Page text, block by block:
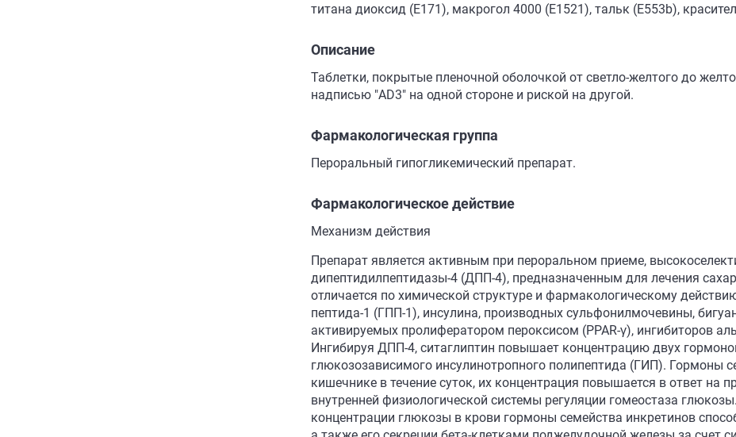
титана диоксид (E171), макрогол 4000 (Е1521), тальк (E553b),
Описание
Таблетки, покрытые пленочной оболочкой от светло-желтого до
надписью "AD3" на одной стороне и риской на другой.
Фармакологическая группа
Пероральный гипогликемический препарат.
Фармакологическое действие
Механизм действия
Препарат является активным при пероральном приеме,
дипептидилпептидазы-4 (ДПП-4), предназначенным для лечения
отличается по химической структуре и фармакологическому
пептида-1 (ГПП-1), инсулина, производных сульфонилмочевины,
активируемых пролифератором пероксисом (PPAR-γ), ингибиторов
Ингибируя ДПП-4, ситаглиптин повышает концентрацию двух
глюкозозависимого инсулинотропного полипептида (ГИП). Гормоны
кишечнике в течение суток, их концентрация повышается в ответ
внутренней физиологической системы регуляции гомеостаза
концентрации глюкозы в крови гормоны семейства инкретинов